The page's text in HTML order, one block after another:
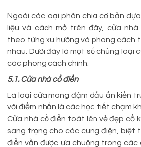
Ngoài các loại phân chia cơ bản
liệu và cách mở trên đây, cửa nhà
theo từng xu hướng và phong cách
nhau. Dưới đây là một số chủng loại
các phong cách chính:
5.1. Cửa nhà cổ điển
Là loại cửa mang đậm dấu ấn kiến
với điểm nhấn là các họa tiết chạm
Cửa nhà cổ điển toát lên vẻ đẹp cổ
sang trọng cho các cung điện, biệt
điển vẫn được ưa chuộng trong các